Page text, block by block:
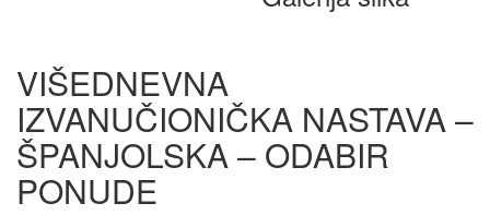
VIŠEDNEVNA
IZVANUČIONIČKA NASTAVA –
ŠPANJOLSKA – ODABIR
PONUDE